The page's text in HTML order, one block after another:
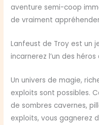
aventure semi-coop
de vraiment
Lanfeust de Troy est un
incarnerez l’un des
Un univers de magie,
exploits sont possibles.
de sombres cavernes,
exploits, vous gagnerez